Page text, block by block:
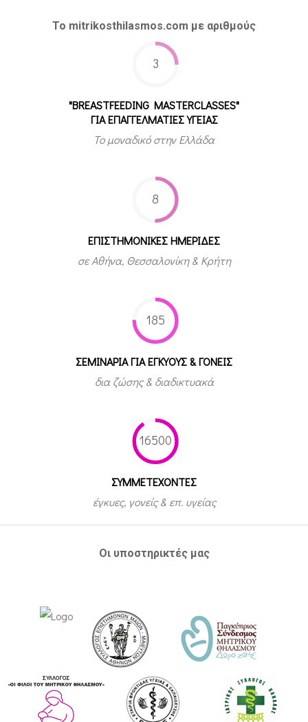
Το mitrikosthilasmos.com με αριθμούς
3
"BREASTFEEDING MASTERCLASSES"
ΓΙΑ ΕΠΑΓΓΕΛΜΑΤΙΕΣ ΥΓΕΙΑΣ
Το μοναδικό στην Ελλάδα
8
ΕΠΙΣΤΗΜΟΝΙΚΕΣ ΗΜΕΡΙΔΕΣ
σε Αθήνα, Θεσσαλονίκη & Κρήτη
185
ΣΕΜΙΝΑΡΙΑ ΓΙΑ ΕΓΚΥΟΥΣ & ΓΟΝΕΙΣ
δια ζώσης & διαδικτυακά
16500
ΣΥΜΜΕΤEΧΟΝΤΕΣ
έγκυες, γονείς & επ. υγείας
Οι υποστηρικτές μας